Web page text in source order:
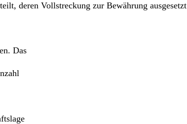
deren Vollstreckung zur Bewährung
Das